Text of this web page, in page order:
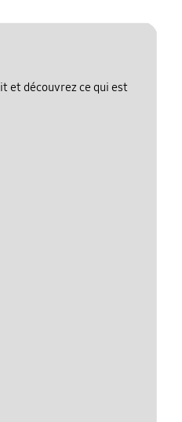
et découvrez ce qui est